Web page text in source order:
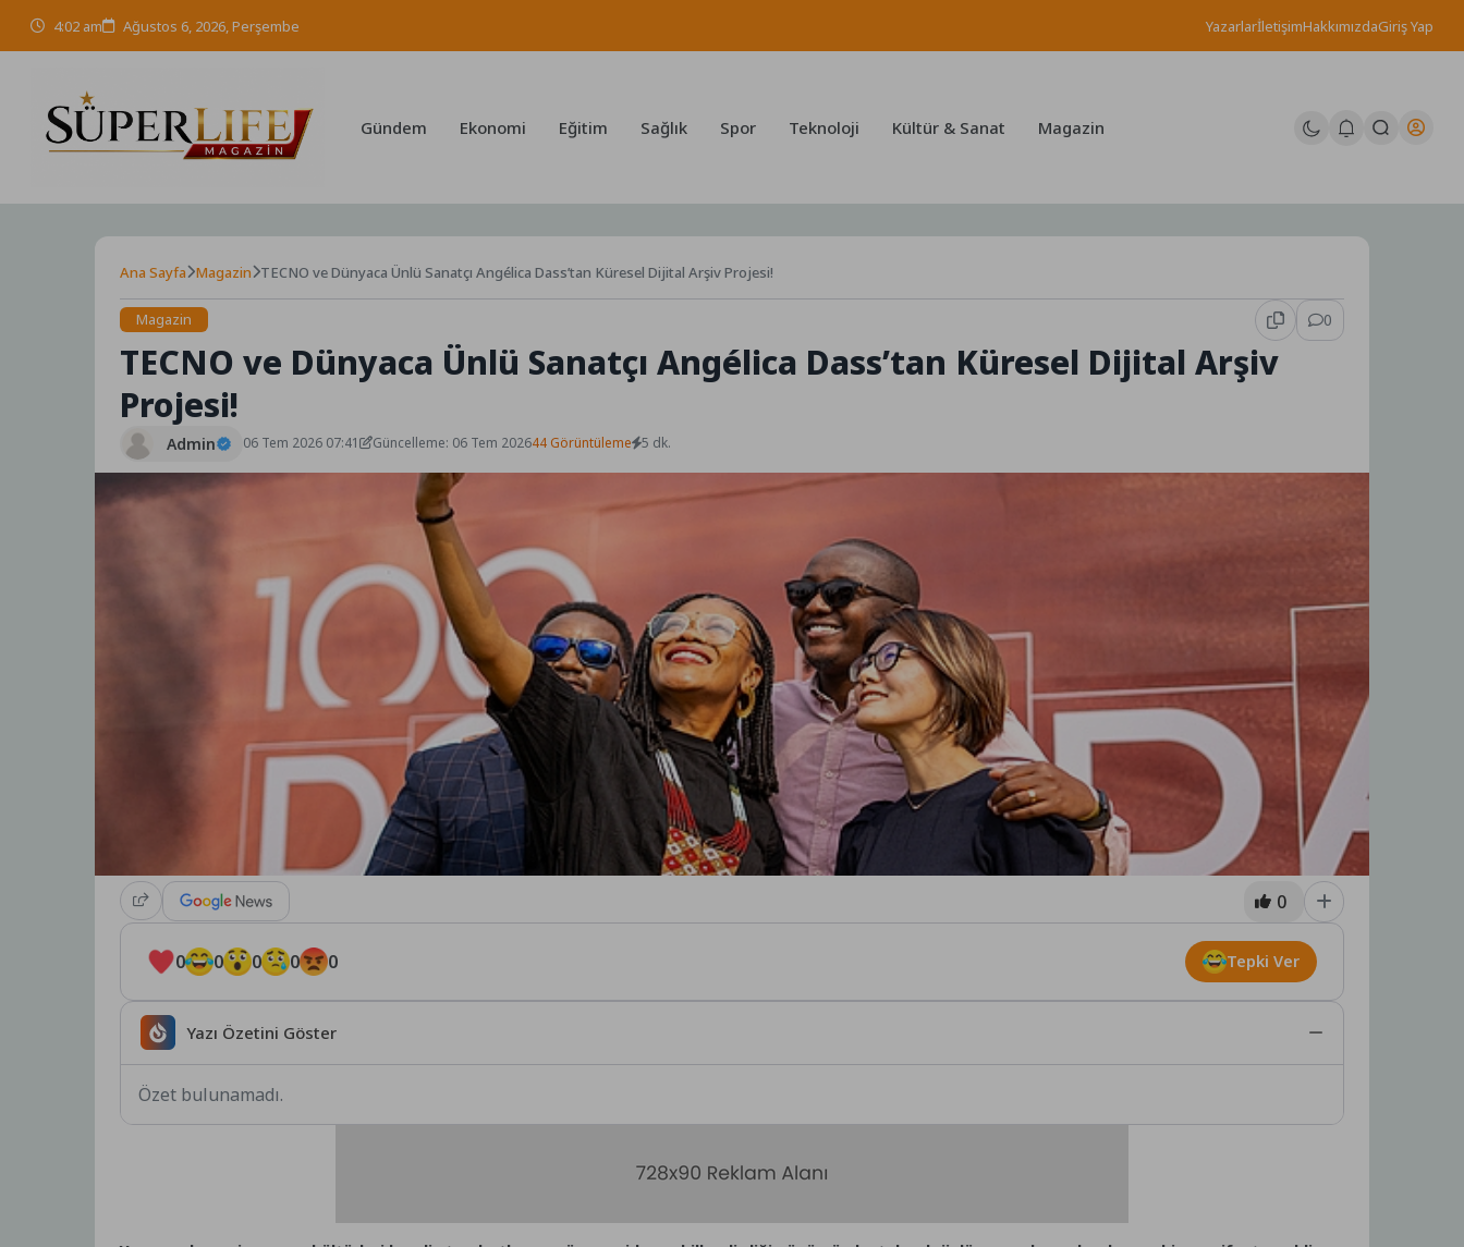
content
4:02 am Ağustos 6, 2026, Perşembe YazarlarİletişimHakkımızdaGiriş Yap
Gündem Ekonomi Eğitim Sağlık Spor Teknoloji Kültür & Sanat Magazin
Ana Sayfa Magazin TECNO ve Dünyaca Ünlü Sanatçı Angélica Dass’tan Küresel Dijital Arşiv Projesi!
Magazin 0
TECNO ve Dünyaca Ünlü Sanatçı Angélica Dass’tan Küresel Dijital Arşiv
Projesi!
Admin 06 Tem 2026 07:41 Güncelleme: 06 Tem 202644 Görüntüleme 5 dk.
0
0 0 0 0 0 Tepki Ver
Yazı Özetini Göster
Özet bulunamadı.